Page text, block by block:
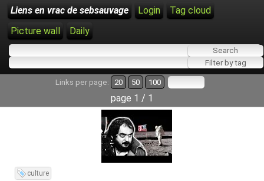
Liens en vrac de sebsauvage Login
Tag cloud
Picture wall
Daily
Links per page: 20 50 100
page 1 / 1
culture